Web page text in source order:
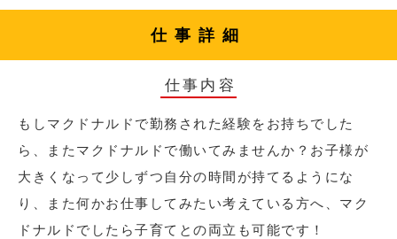
仕事詳細
仕事内容
もしマクドナルドで勤務された経験をお持ちでした
ら、またマクドナルドで働いてみませんか？お子様が
大きくなって少しずつ自分の時間が持てるようにな
り、また何かお仕事してみたい考えている方へ、マク
ドナルドでしたら子育てとの両立も可能です！